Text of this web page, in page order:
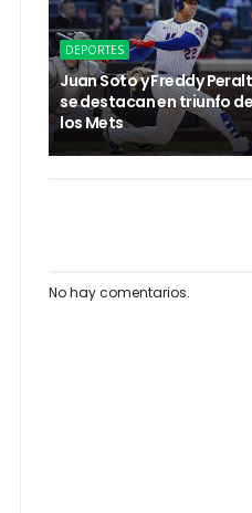
DEPORTES
Juan Soto y Freddy
se destacan en triunfo de
los Mets
No hay comentarios.